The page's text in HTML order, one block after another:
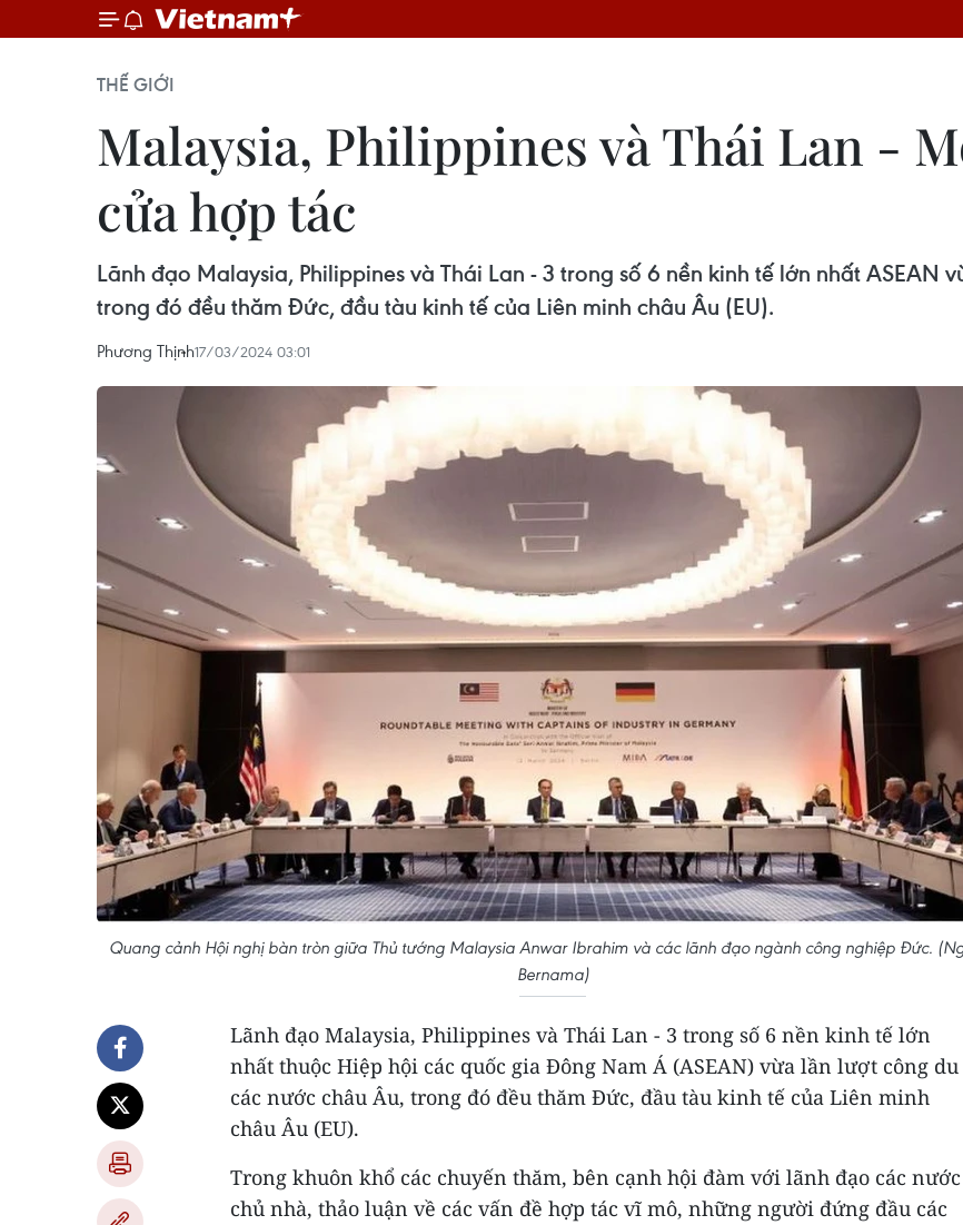
THẾ GIỚI
Malaysia, Philippines và Thái Lan -
cửa hợp tác
Lãnh đạo Malaysia, Philippines và Thái Lan - 3 trong số 6 nền kinh tế lớn nhất
trong đó đều thăm Đức, đầu tàu kinh tế của Liên minh châu Âu (EU).
Phương Thịnh17/03/2024 03:01
Quang cảnh Hội nghị bàn tròn giữa Thủ tướng Malaysia Anwar Ibrahim và các lãnh đạo ngành công nghiệp Đức.
Bernama)
Lãnh đạo Malaysia, Philippines và Thái Lan - 3 trong số 6 nền kinh tế lớn
nhất thuộc Hiệp hội các quốc gia Đông Nam Á (ASEAN) vừa lần lượt công du
các nước châu Âu, trong đó đều thăm Đức, đầu tàu kinh tế của Liên minh
châu Âu (EU).
Trong khuôn khổ các chuyến thăm, bên cạnh hội đàm với lãnh đạo các nước
chủ nhà, thảo luận về các vấn đề hợp tác vĩ mô, những người đứng đầu các